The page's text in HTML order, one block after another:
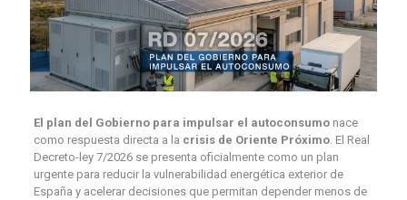
El plan del Gobierno para impulsar el autoconsumonace
como respuesta directa a la crisis de Oriente Próximo. El Real
Decreto-ley 7/2026 se presenta oficialmente como un plan
urgente para reducir la vulnerabilidad energética exterior de
España y acelerar decisiones que permitan depender menos de